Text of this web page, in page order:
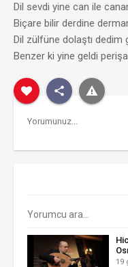
Dil sevdi yine can ile
Biçare bilir derdine
Dil zülfüne dolaştı dedim
Benzer ki yine geldi
19